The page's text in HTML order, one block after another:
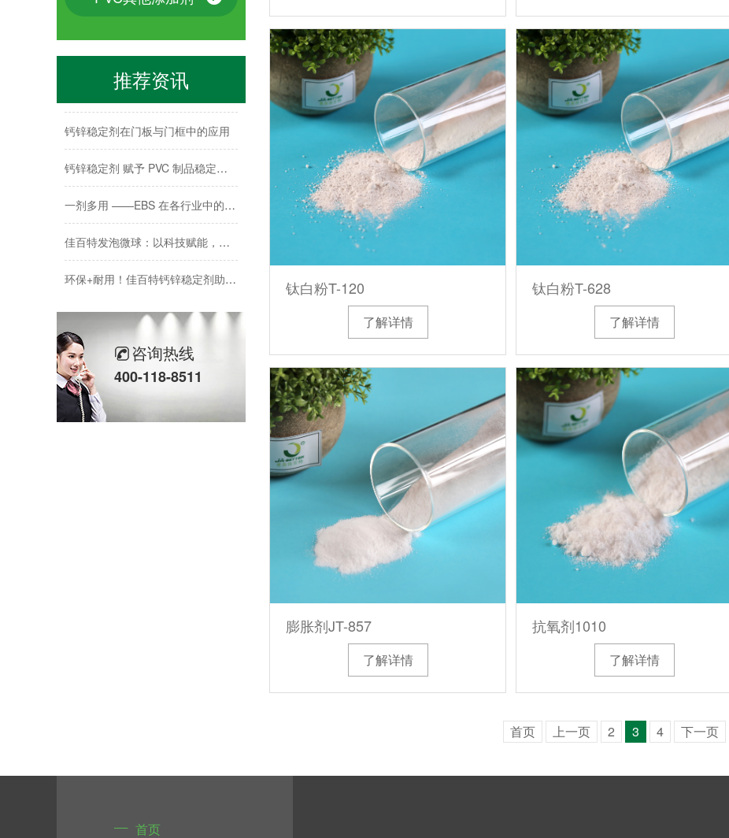
钛白粉T-120
了解详情
钛白粉T-628
了解详情
膨胀剂JT-857
了解详情
抗氧剂1010
了解详情
首页 上一页 2 3 4 下一页
推荐资讯
泰国客户实测｜佳百特全套 PVC 助剂，打造高品质 PVC 门套
佳百特助剂赋能 PVC 门套生产
佳百特 AC 发泡剂在 PVC 门套生产中的作用
咨询热线
400-118-8511
首页